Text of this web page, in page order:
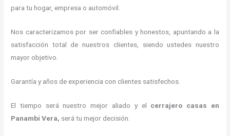
para tu hogar, empresa o automóvil.
Nos caracterizamos por ser confiables y honestos, apuntando a la
satisfacción total de nuestros clientes, siendo ustedes nuestro
mayor objetivo.
Garantía y años de experiencia con clientes satisfechos.
El tiempo será nuestro mejor aliado y el cerrajero casas en
Panambi Vera, será tu mejor decisión.